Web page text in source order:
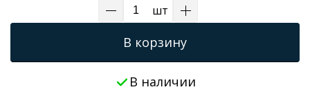
шт
В корзину
В наличии